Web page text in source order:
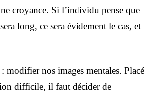
croyance. Si l’individu pense que
long, ce sera évidement le cas, et
: modifier nos images mentales. Placé
difficile, il faut décider de